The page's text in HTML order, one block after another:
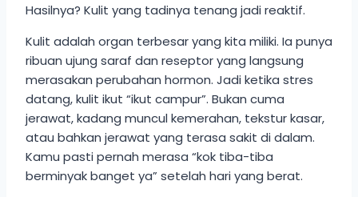
Hasilnya? Kulit yang tadinya tenang jadi reaktif.
Kulit adalah organ terbesar yang kita miliki. Ia punya
ribuan ujung saraf dan reseptor yang langsung
merasakan perubahan hormon. Jadi ketika stres
datang, kulit ikut “ikut campur”. Bukan cuma
jerawat, kadang muncul kemerahan, tekstur kasar,
atau bahkan jerawat yang terasa sakit di dalam.
Kamu pasti pernah merasa “kok tiba-tiba
berminyak banget ya” setelah hari yang berat.